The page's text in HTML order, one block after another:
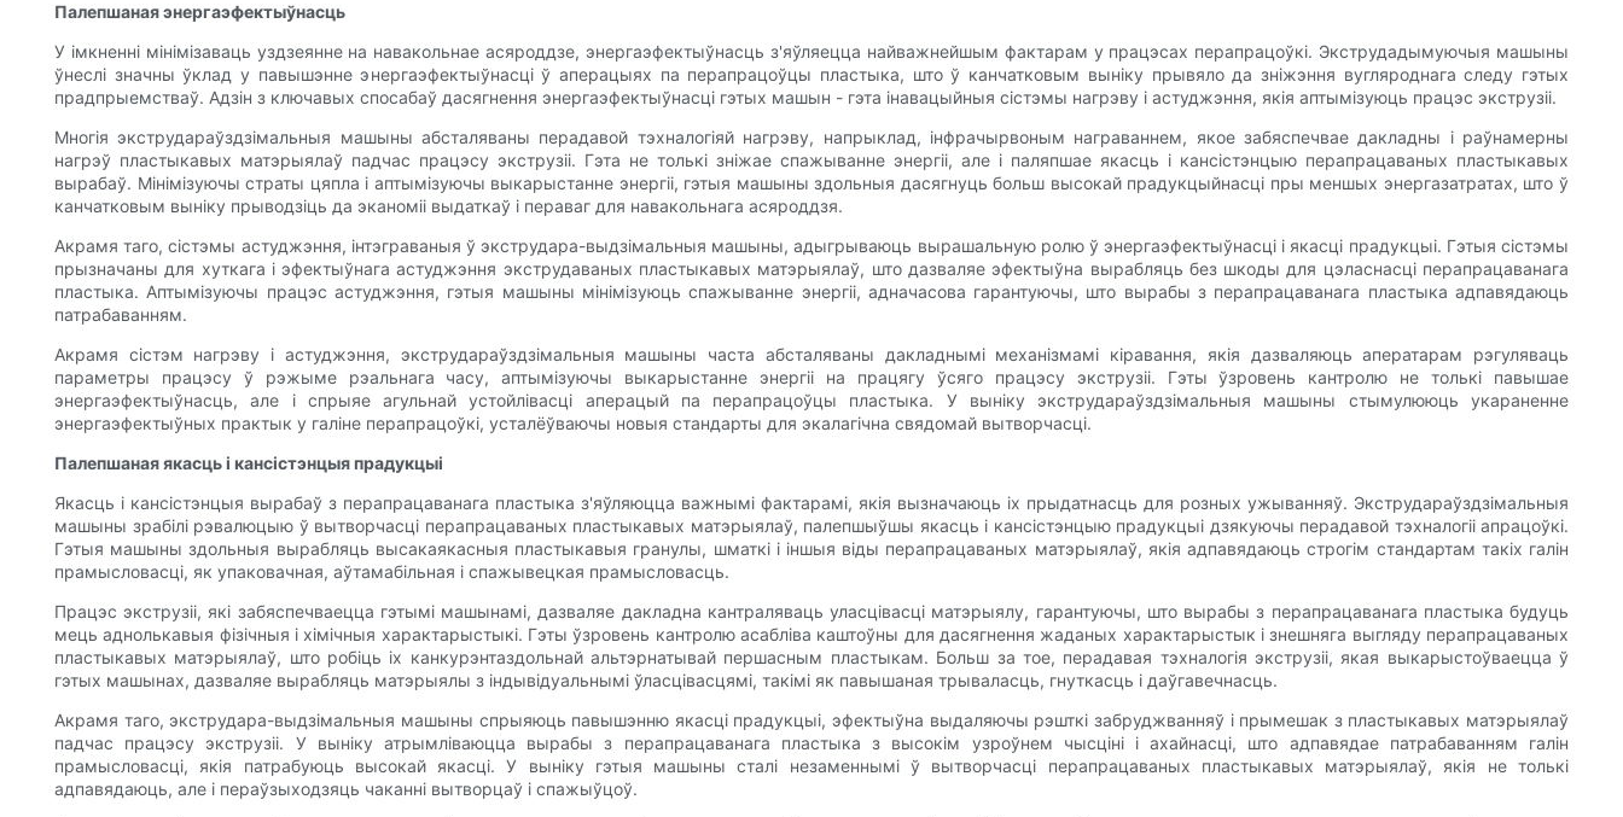
Палепшаная энергаэфектыўнасць
У імкненні мінімізаваць уздзеянне на навакольнае асяроддзе, энергаэфектыўнасць з'яўляецца найважнейшым фактарам у працэсах перапрацоўкі. Экструдадымуючыя машыны
ўнеслі значны ўклад у павышэнне энергаэфектыўнасці ў аперацыях па перапрацоўцы пластыка, што ў канчатковым выніку прывяло да зніжэння вугляроднага следу гэтых
прадпрыемстваў. Адзін з ключавых спосабаў дасягнення энергаэфектыўнасці гэтых машын - гэта інавацыйныя сістэмы нагрэву і астуджэння, якія аптымізуюць працэс экструзіі.
Многія экструдараўздзімальныя машыны абсталяваны перадавой тэхналогіяй нагрэву, напрыклад, інфрачырвоным награваннем, якое забяспечвае дакладны і раўнамерны
нагрэў пластыкавых матэрыялаў падчас працэсу экструзіі. Гэта не толькі зніжае спажыванне энергіі, але і паляпшае якасць і кансістэнцыю перапрацаваных пластыкавых
вырабаў. Мінімізуючы страты цяпла і аптымізуючы выкарыстанне энергіі, гэтыя машыны здольныя дасягнуць больш высокай прадукцыйнасці пры меншых энергазатратах, што ў
канчатковым выніку прыводзіць да эканоміі выдаткаў і пераваг для навакольнага асяроддзя.
Акрамя таго, сістэмы астуджэння, інтэграваныя ў экструдара-выдзімальныя машыны, адыгрываюць вырашальную ролю ў энергаэфектыўнасці і якасці прадукцыі. Гэтыя сістэмы
прызначаны для хуткага і эфектыўнага астуджэння экструдаваных пластыкавых матэрыялаў, што дазваляе эфектыўна вырабляць без шкоды для цэласнасці перапрацаванага
пластыка. Аптымізуючы працэс астуджэння, гэтыя машыны мінімізуюць спажыванне энергіі, адначасова гарантуючы, што вырабы з перапрацаванага пластыка адпавядаюць
патрабаванням.
Акрамя сістэм нагрэву і астуджэння, экструдараўздзімальныя машыны часта абсталяваны дакладнымі механізмамі кіравання, якія дазваляюць аператарам рэгуляваць
параметры працэсу ў рэжыме рэальнага часу, аптымізуючы выкарыстанне энергіі на працягу ўсяго працэсу экструзіі. Гэты ўзровень кантролю не толькі павышае
энергаэфектыўнасць, але і спрыяе агульнай устойлівасці аперацый па перапрацоўцы пластыка. У выніку экструдараўздзімальныя машыны стымулююць укараненне
энергаэфектыўных практык у галіне перапрацоўкі, усталёўваючы новыя стандарты для экалагічна свядомай вытворчасці.
Палепшаная якасць і кансістэнцыя прадукцыі
Якасць і кансістэнцыя вырабаў з перапрацаванага пластыка з'яўляюцца важнымі фактарамі, якія вызначаюць іх прыдатнасць для розных ужыванняў. Экструдараўздзімальныя
машыны зрабілі рэвалюцыю ў вытворчасці перапрацаваных пластыкавых матэрыялаў, палепшыўшы якасць і кансістэнцыю прадукцыі дзякуючы перадавой тэхналогіі апрацоўкі.
Гэтыя машыны здольныя вырабляць высакаякасныя пластыкавыя гранулы, шматкі і іншыя віды перапрацаваных матэрыялаў, якія адпавядаюць строгім стандартам такіх галін
прамысловасці, як упаковачная, аўтамабільная і спажывецкая прамысловасць.
Працэс экструзіі, які забяспечваецца гэтымі машынамі, дазваляе дакладна кантраляваць уласцівасці матэрыялу, гарантуючы, што вырабы з перапрацаванага пластыка будуць
мець аднолькавыя фізічныя і хімічныя характарыстыкі. Гэты ўзровень кантролю асабліва каштоўны для дасягнення жаданых характарыстык і знешняга выгляду перапрацаваных
пластыкавых матэрыялаў, што робіць іх канкурэнтаздольнай альтэрнатывай першасным пластыкам. Больш за тое, перадавая тэхналогія экструзіі, якая выкарыстоўваецца ў
гэтых машынах, дазваляе вырабляць матэрыялы з індывідуальнымі ўласцівасцямі, такімі як павышаная трываласць, гнуткасць і даўгавечнасць.
Акрамя таго, экструдара-выдзімальныя машыны спрыяюць павышэнню якасці прадукцыі, эфектыўна выдаляючы рэшткі забруджванняў і прымешак з пластыкавых матэрыялаў
падчас працэсу экструзіі. У выніку атрымліваюцца вырабы з перапрацаванага пластыка з высокім узроўнем чысціні і ахайнасці, што адпавядае патрабаванням галін
прамысловасці, якія патрабуюць высокай якасці. У выніку гэтыя машыны сталі незаменнымі ў вытворчасці перапрацаваных пластыкавых матэрыялаў, якія не толькі
адпавядаюць, але і пераўзыходзяць чаканні вытворцаў і спажыўцоў.